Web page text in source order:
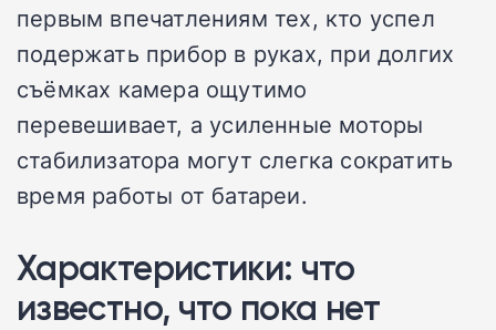
первым впечатлениям тех, кто успел
подержать прибор в руках, при долгих
съёмках камера ощутимо
перевешивает, а усиленные моторы
стабилизатора могут слегка сократить
время работы от батареи.
Характеристики: что
известно, что пока нет